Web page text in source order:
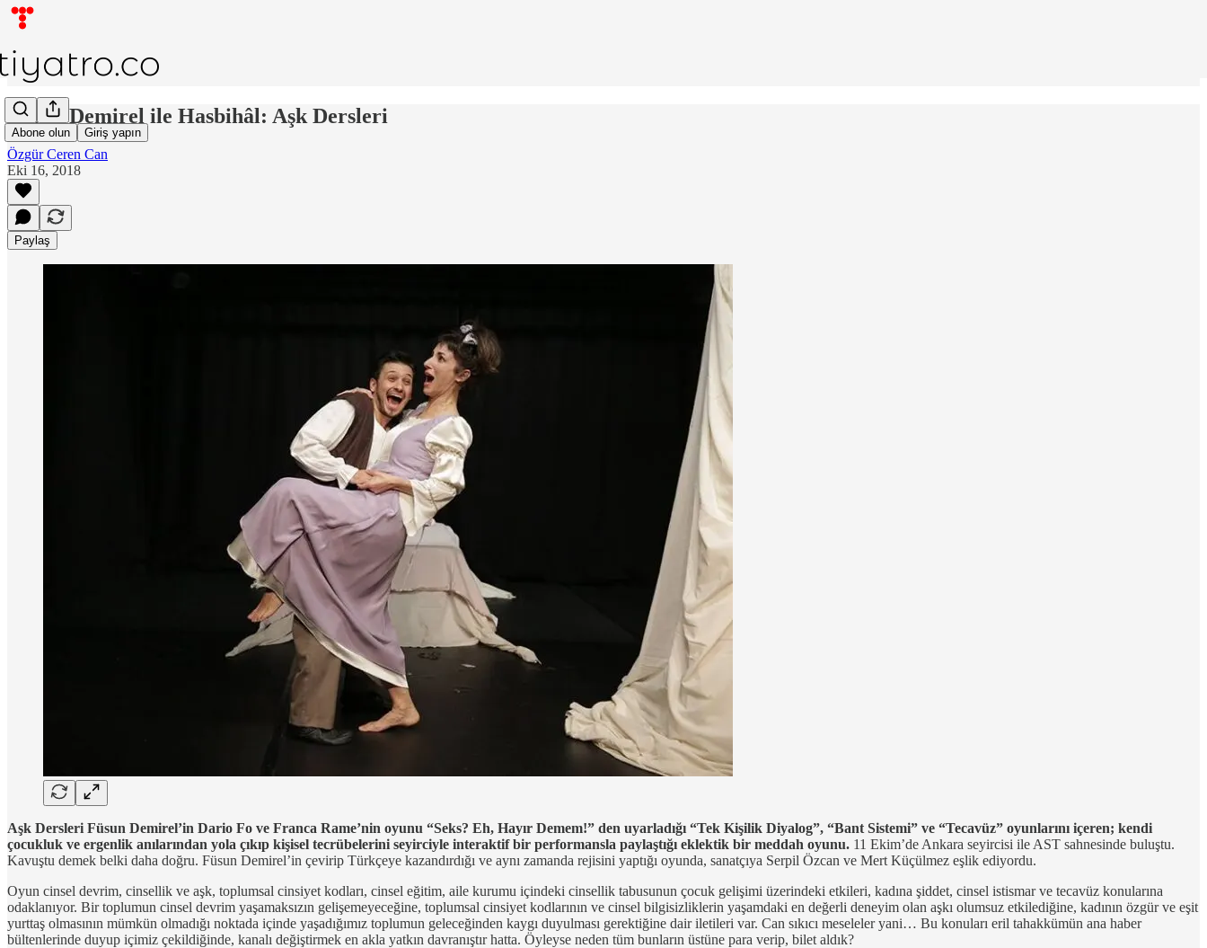
Abone olun Giriş yapın
Füsun Demirel ile Hasbihâl: Aşk Dersleri
Özgür Ceren Can
Eki 16, 2018
Paylaş
Aşk Dersleri Füsun Demirel’in Dario Fo ve Franca Rame’nin oyunu “Seks? Eh, Hayır Demem!” den uyarladığı “Tek Kişilik Diyalog”, “Bant Sistemi” ve “Tecavüz” oyunlarını içeren; kendi
çocukluk ve ergenlik anılarından yola çıkıp kişisel tecrübelerini seyirciyle interaktif bir performansla paylaştığı eklektik bir meddah oyunu. 11 Ekim’de Ankara seyircisi ile AST sahnesinde buluştu.
Kavuştu demek belki daha doğru. Füsun Demirel’in çevirip Türkçeye kazandırdığı ve aynı zamanda rejisini yaptığı oyunda, sanatçıya Serpil Özcan ve Mert Küçülmez eşlik ediyordu.
Oyun cinsel devrim, cinsellik ve aşk, toplumsal cinsiyet kodları, cinsel eğitim, aile kurumu içindeki cinsellik tabusunun çocuk gelişimi üzerindeki etkileri, kadına şiddet, cinsel istismar ve tecavüz konularına
odaklanıyor. Bir toplumun cinsel devrim yaşamaksızın gelişemeyeceğine, toplumsal cinsiyet kodlarının ve cinsel bilgisizliklerin yaşamdaki en değerli deneyim olan aşkı olumsuz etkilediğine, kadının özgür ve eşit
yurttaş olmasının mümkün olmadığı noktada içinde yaşadığımız toplumun geleceğinden kaygı duyulması gerektiğine dair iletileri var. Can sıkıcı meseleler yani… Bu konuları eril tahakkümün ana haber
bültenlerinde duyup içimiz çekildiğinde, kanalı değiştirmek en akla yatkın davranıştır hatta. Öyleyse neden tüm bunların üstüne para verip, bilet aldık?